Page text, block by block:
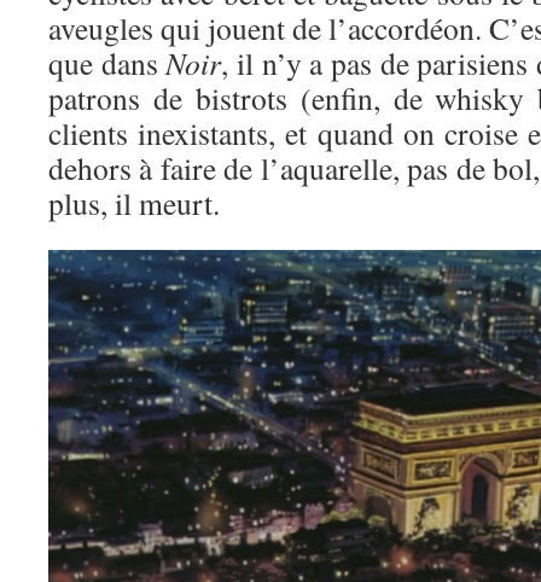
aveugles qui jouent de l’accordéon.
que dansNoir, il n’y a pas de
patrons de bistrots (enfin, de whisky
clients inexistants, et quand on croise
dehors à faire de l’aquarelle, pas de
plus, il meurt.